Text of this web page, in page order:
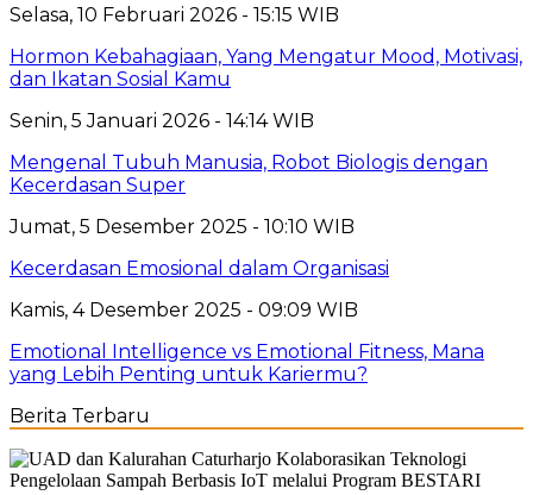
Selasa, 10 Februari 2026 - 15:15 WIB
Hormon Kebahagiaan, Yang Mengatur Mood, Motivasi,
dan Ikatan Sosial Kamu
Senin, 5 Januari 2026 - 14:14 WIB
Mengenal Tubuh Manusia, Robot Biologis dengan
Kecerdasan Super
Jumat, 5 Desember 2025 - 10:10 WIB
Kecerdasan Emosional dalam Organisasi
Kamis, 4 Desember 2025 - 09:09 WIB
Emotional Intelligence vs Emotional Fitness, Mana
yang Lebih Penting untuk Kariermu?
Berita Terbaru